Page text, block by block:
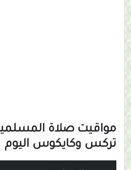
مواقيت صلاة
تركس وكايكوس اليوم